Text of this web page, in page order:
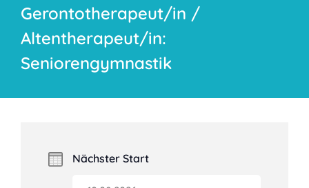
Gerontotherapeut/in /
Altentherapeut/in:
Seniorengymnastik
Nächster Start